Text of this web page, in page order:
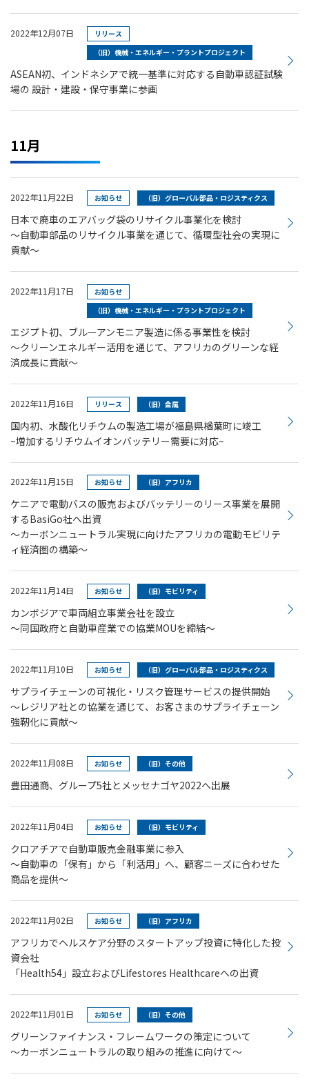
2022年12月07日
リリース
（旧）機械・エネルギー・プラントプロジェクト
ASEAN初、インドネシアで統一基準に対応する自動車認証試験
場の 設計・建設・保守事業に参画
11月
2022年11月22日 お知らせ （旧）グローバル部品・ロジスティクス
日本で廃車のエアバッグ袋のリサイクル事業化を検討
～自動車部品のリサイクル事業を通じて、循環型社会の実現に
貢献～
2022年11月17日
お知らせ
（旧）機械・エネルギー・プラントプロジェクト
エジプト初、ブルーアンモニア製造に係る事業性を検討
～クリーンエネルギー活用を通じて、アフリカのグリーンな経
済成長に貢献～
2022年11月16日 リリース （旧）金属
国内初、水酸化リチウムの製造工場が福島県楢葉町に竣工
~増加するリチウムイオンバッテリー需要に対応~
2022年11月15日 お知らせ （旧）アフリカ
ケニアで電動バスの販売およびバッテリーのリース事業を展開
するBasiGo社へ出資
～カーボンニュートラル実現に向けたアフリカの電動モビリテ
ィ経済圏の構築～
2022年11月14日 お知らせ （旧）モビリティ
カンボジアで車両組立事業会社を設立
～同国政府と自動車産業での協業MOUを締結～
2022年11月10日 お知らせ （旧）グローバル部品・ロジスティクス
サプライチェーンの可視化・リスク管理サービスの提供開始
～レジリア社との協業を通じて、お客さまのサプライチェーン
強靭化に貢献～
2022年11月08日 お知らせ （旧）その他
豊田通商、グループ5社とメッセナゴヤ2022へ出展
2022年11月04日 お知らせ （旧）モビリティ
クロアチアで自動車販売金融事業に参入
～自動車の「保有」から「利活用」へ、顧客ニーズに合わせた
商品を提供～
2022年11月02日 お知らせ （旧）アフリカ
アフリカでヘルスケア分野のスタートアップ投資に特化した投
資会社
「Health54」設立およびLifestores Healthcareへの出資
2022年11月01日 お知らせ （旧）その他
グリーンファイナンス・フレームワークの策定について
～カーボンニュートラルの取り組みの推進に向けて～